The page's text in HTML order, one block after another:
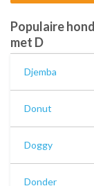
Populaire
met D
Djemba
Donut
Doggy
Donder